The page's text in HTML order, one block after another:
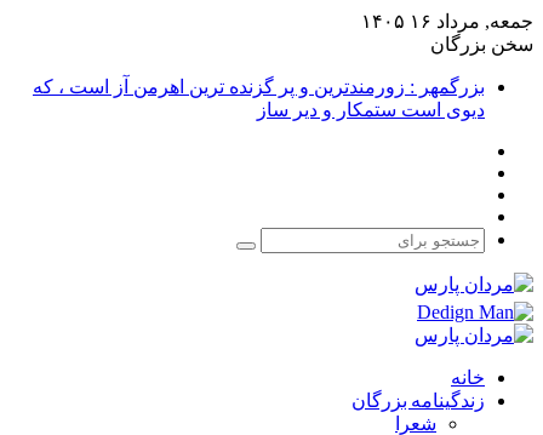
جمعه, مرداد ۱۶ ۱۴۰۵
سخن بزرگان
بزرگمهر : زورمندترین و پر گزنده ترین اهرمن آز است ، که
دیوی است ستمکار و دیر ساز
جستجو
خانه
زندگینامه بزرگان
شعرا